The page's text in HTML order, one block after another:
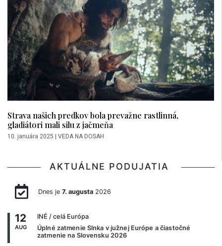
Strava našich predkov bola prevažne rastlinná,
gladiátori mali silu z jačmeňa
10. januára 2025 VEDA NA DOSAH
AKTUÁLNE PODUJATIA
Dnes je 7. augusta2026
12
AUG
INÉ / celá Európa
Úplné zatmenie Slnka v južnej Európe a čiastočné
zatmenie na Slovensku 2026